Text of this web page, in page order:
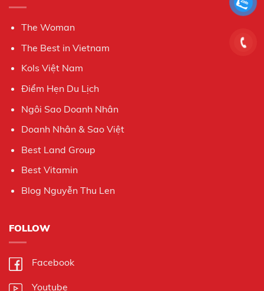
The Woman
The Best in Vietnam
Kols Việt Nam
Điểm Hẹn Du Lịch
Ngôi Sao Doanh Nhân
Doanh Nhân & Sao Việt
Best Land Group
Best Vitamin
Blog Nguyễn Thu Len
FOLLOW
Facebook
Youtube